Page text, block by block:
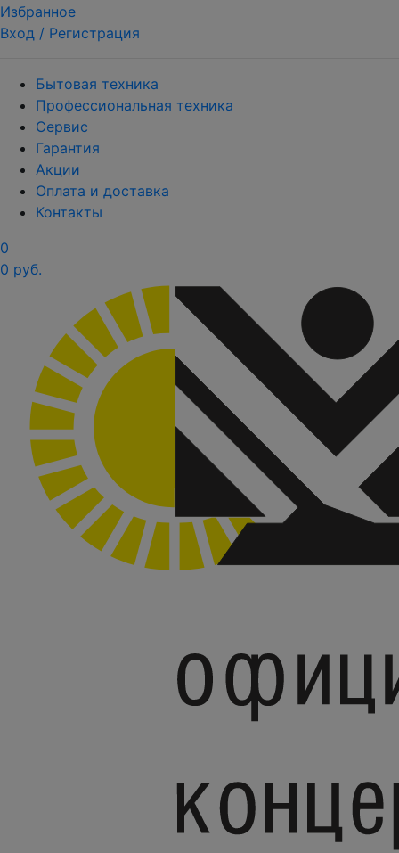
Избранное
Вход / Регистрация
Бытовая техника
Профессиональная техника
Сервис
Гарантия
Акции
Оплата и доставка
Контакты
0
0 руб.